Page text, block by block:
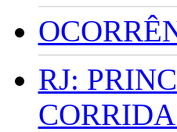
RJ: